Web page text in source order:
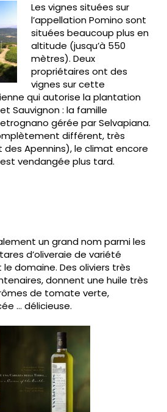
Les vignes situées sur
l’appellation Pomino sont
situées beaucoup plus en
altitude (jusqu’à 550
mètres). Deux
propriétaires ont des
vignes sur cette
qui autorise la plantation
Sauvignon : la famille
gérée par Selvapiana.
différent, très
Apennins), le climat encore
vendangée plus tard.
un grand nom parmi les
d’oliveraie de variété
domaine. Des oliviers très
donnent une huile très
de tomate verte,
… délicieuse.